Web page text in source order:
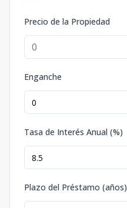
Precio de la Propiedad
Enganche
Tasa de Interés Anual (%)
Plazo del Préstamo (años)